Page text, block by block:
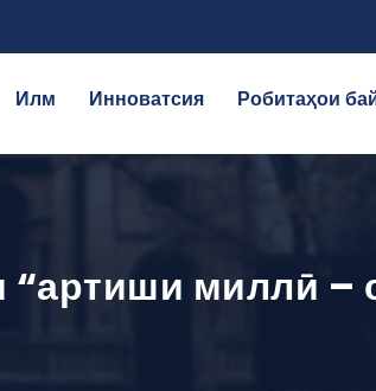
Илм Инноватсия Робитаҳои
миллӣ –